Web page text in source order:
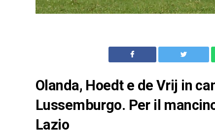
Olanda, Hoedt e de Vrij in
Lussemburgo. Per il
Lazio